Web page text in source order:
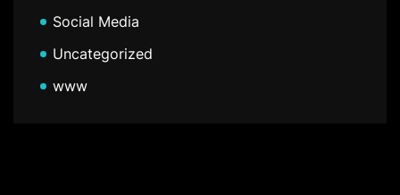
Social Media
Uncategorized
www